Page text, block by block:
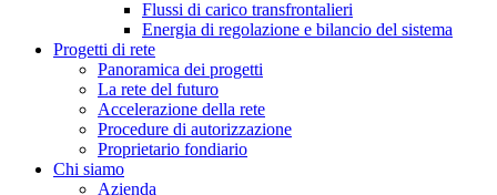
Flussi di carico transfrontalieri
Energia di regolazione e bilancio del sistema
Progetti di rete
Panoramica dei progetti
La rete del futuro
Accelerazione della rete
Procedure di autorizzazione
Proprietario fondiario
Chi siamo
Azienda